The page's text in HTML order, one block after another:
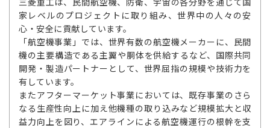
家レベルのプロジェクトに取り組み、世界中の人々の安
心・安全に貢献しています。
「航空機事業」では、世界有数の航空機メーカーに、民間
機の主要構造である主翼や胴体を供給するなど、国際共同
開発・製造パートナーとして、世界屈指の規模や技術力を
有しています。
またアフターマーケット事業においては、既存事業のさら
なる生産性向上に加え他機種の取り込みなど規模拡大と収
益力向上を図り、エアラインによる航空機運行の根幹を支